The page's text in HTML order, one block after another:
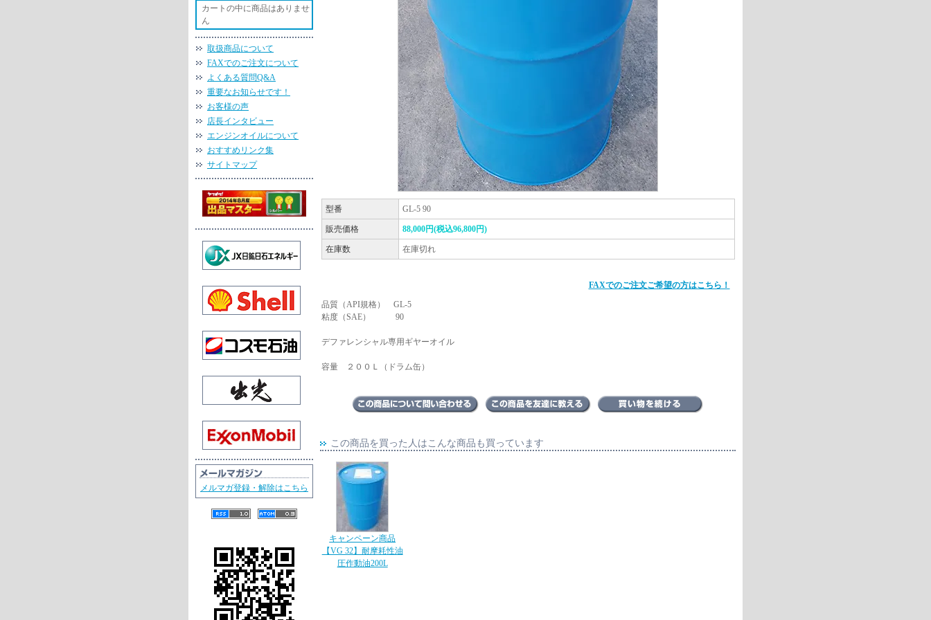
カートの中に商品はありませ
ん
取扱商品について
FAXでのご注文について
よくある質問Q&A
重要なお知らせです！
お客様の声
店長インタビュー
エンジンオイルについて
おすすめリンク集
サイトマップ
メルマガ登録・解除はこちら
型番 GL-5 90
販売価格 88,000円(税込96,800円)
在庫数 在庫切れ
FAXでのご注文ご希望の方はこちら！
品質（API規格） GL-5
粘度（SAE） 90
デファレンシャル専用ギヤーオイル
容量 ２００Ｌ（ドラム缶）
この商品を買った人はこんな商品も買っています
キャンペーン商品
【VG 32】耐摩耗性油
圧作動油200L